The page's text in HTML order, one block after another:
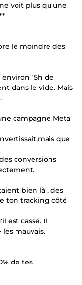
voit plus qu'une
le moindre des
15h de
dans le vide. Mais
campagne Meta
que
conversions
bien là , des
ton tracking côté
est cassé. Il
mauvais.
de tes